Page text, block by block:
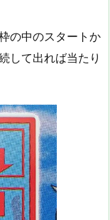
の中のスタートか
して出れば当たり